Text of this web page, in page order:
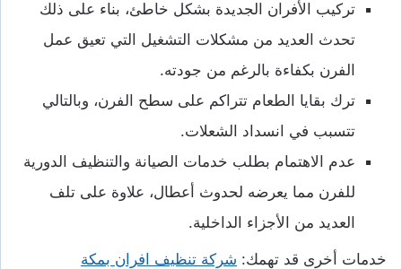
تركيب الأفران الجديدة بشكل خاطئ، بناء على ذلك
تحدث العديد من مشكلات التشغيل التي تعيق عمل
الفرن بكفاءة بالرغم من جودته.
ترك بقايا الطعام تتراكم على سطح الفرن، وبالتالي
تتسبب في انسداد الشعلات.
عدم الاهتمام بطلب خدمات الصيانة والتنظيف الدورية
للفرن مما يعرضه لحدوث أعطال، علاوة على تلف
العديد من الأجزاء الداخلية.
خدمات أخرى قد تهمك: شركة تنظيف افران بمكة